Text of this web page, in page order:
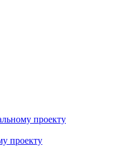
проекту
проекту